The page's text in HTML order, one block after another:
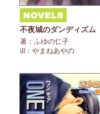
不夜城のダンディズム
著：ふゆの仁子
ill：やまねあやの